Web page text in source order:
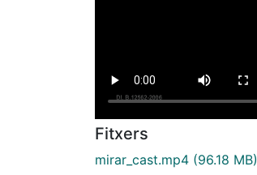
Fitxers
mirar_cast.mp4 (96.18 MB)